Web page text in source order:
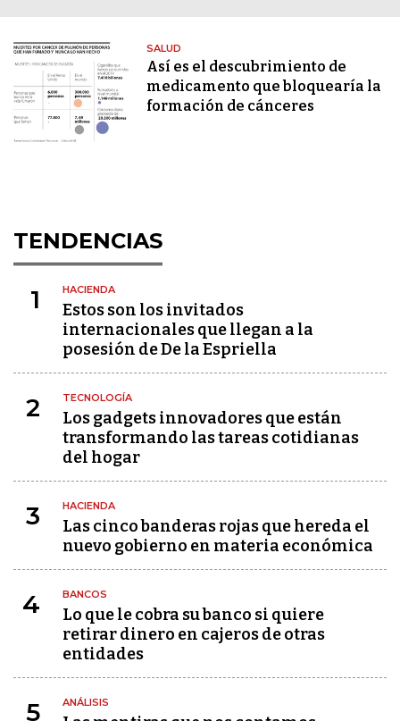
SALUD
Así es el descubrimiento de
medicamento que bloquearía la
formación de cánceres
TENDENCIAS
1 HACIENDA
Estos son los invitados
internacionales que llegan a la
posesión de De la Espriella
2 TECNOLOGÍA
Los gadgets innovadores que están
transformando las tareas cotidianas
del hogar
3 HACIENDA
Las cinco banderas rojas que hereda el
nuevo gobierno en materia económica
4 BANCOS
Lo que le cobra su banco si quiere
retirar dinero en cajeros de otras
entidades
5 ANÁLISIS